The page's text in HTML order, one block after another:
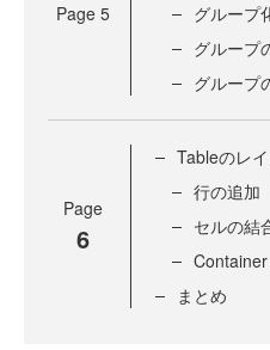
Page 5
グループ
グループ
グループ
Page
6
Tableのレ
行の追加
セルの結
まとめ